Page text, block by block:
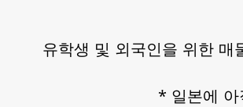
유학생 및 외국인을 위한 매
* 일본에 아